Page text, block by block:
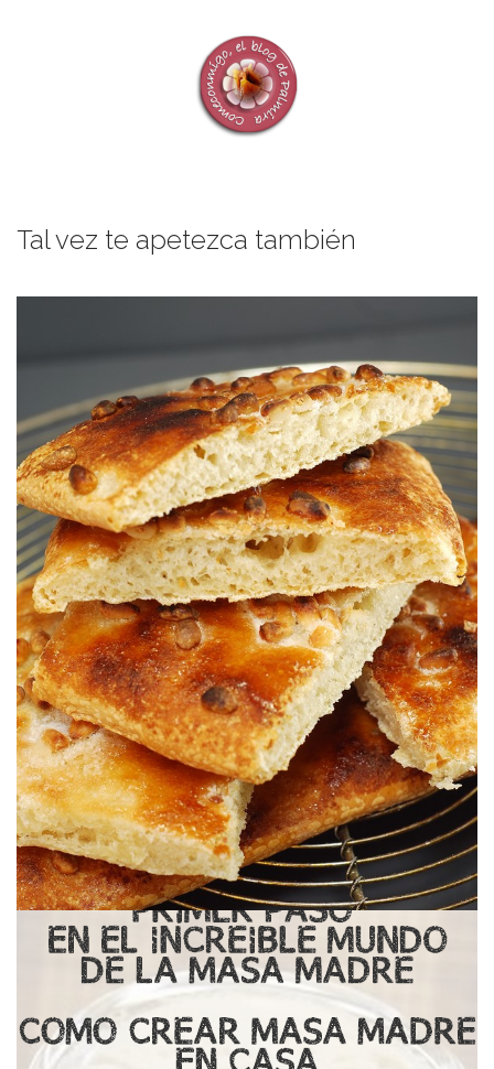
Tal vez te apetezca también
COCA DE FORNER
Con sabor a infancia.